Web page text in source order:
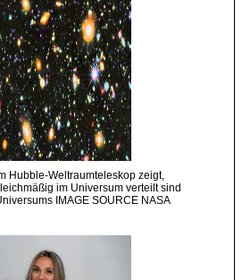
Hubble-Weltraumteleskop zeigt,
im Universum verteilt sind
IMAGE SOURCE NASA